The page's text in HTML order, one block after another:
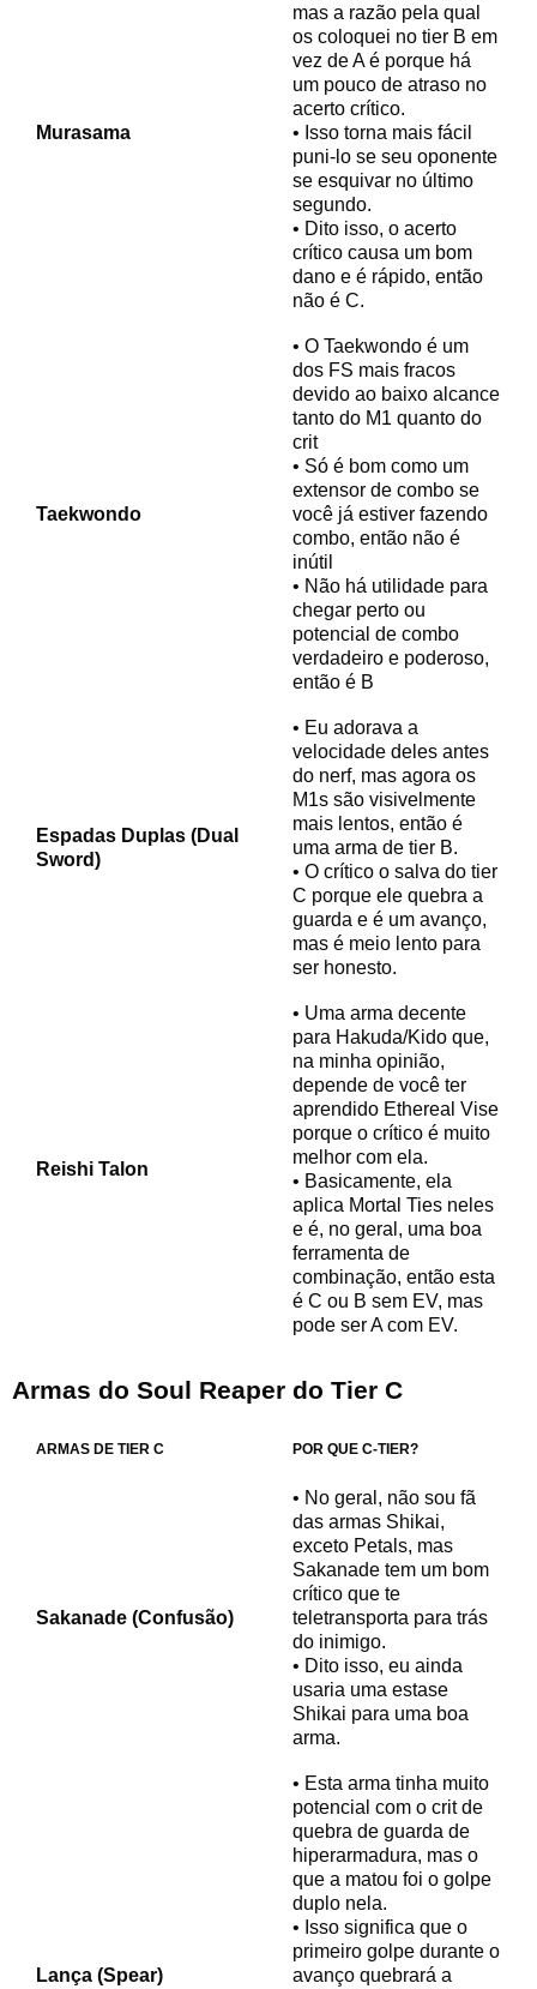
Murasama
mas a razão pela qual
os coloquei no tier B em
vez de A é porque há
um pouco de atraso no
acerto crítico.
• Isso torna mais fácil
puni-lo se seu oponente
se esquivar no último
segundo.
• Dito isso, o acerto
crítico causa um bom
dano e é rápido, então
não é C.
Taekwondo
• O Taekwondo é um
dos FS mais fracos
devido ao baixo alcance
tanto do M1 quanto do
crit
• Só é bom como um
extensor de combo se
você já estiver fazendo
combo, então não é
inútil
• Não há utilidade para
chegar perto ou
potencial de combo
verdadeiro e poderoso,
então é B
Espadas Duplas (Dual
Sword)
• Eu adorava a
velocidade deles antes
do nerf, mas agora os
M1s são visivelmente
mais lentos, então é
uma arma de tier B.
• O crítico o salva do tier
C porque ele quebra a
guarda e é um avanço,
mas é meio lento para
ser honesto.
Reishi Talon
• Uma arma decente
para Hakuda/Kido que,
na minha opinião,
depende de você ter
aprendido Ethereal Vise
porque o crítico é muito
melhor com ela.
• Basicamente, ela
aplica Mortal Ties neles
e é, no geral, uma boa
ferramenta de
combinação, então esta
é C ou B sem EV, mas
pode ser A com EV.
Armas do Soul Reaper do Tier C
ARMAS DE TIER C POR QUE C-TIER?
Sakanade (Confusão)
• No geral, não sou fã
das armas Shikai,
exceto Petals, mas
Sakanade tem um bom
crítico que te
teletransporta para trás
do inimigo.
• Dito isso, eu ainda
usaria uma estase
Shikai para uma boa
arma.
Lança (Spear)
• Esta arma tinha muito
potencial com o crit de
quebra de guarda de
hiperarmadura, mas o
que a matou foi o golpe
duplo nela.
• Isso significa que o
primeiro golpe durante o
avanço quebrará a